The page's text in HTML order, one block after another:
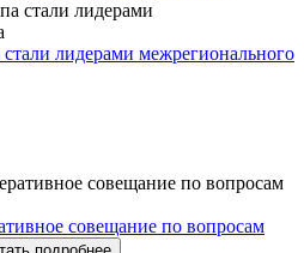
лидерами межрегионального
совещание по вопросам